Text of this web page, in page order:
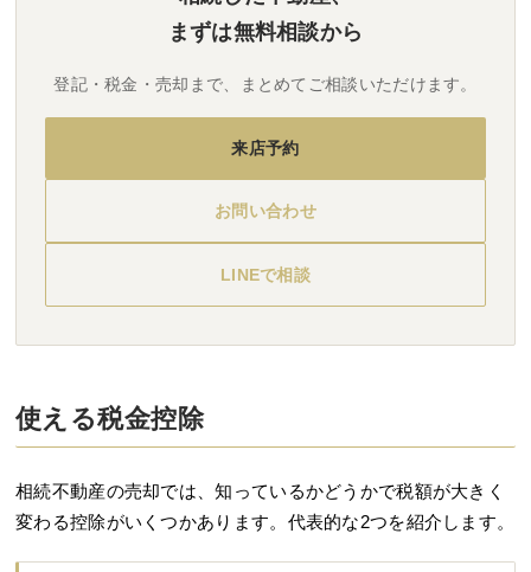
まずは無料相談から
登記・税金・売却まで、まとめてご相談いただけます。
来店予約
お問い合わせ
LINEで相談
使える税金控除
相続不動産の売却では、知っているかどうかで税額が大きく
変わる控除がいくつかあります。代表的な2つを紹介します。